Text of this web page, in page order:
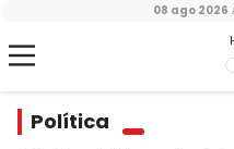
08 ago 2026
Política